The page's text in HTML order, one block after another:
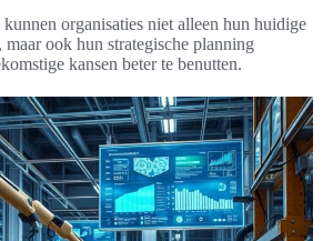
organisaties niet alleen hun huidige
maar ook hun strategische planning
kansen beter te benutten.